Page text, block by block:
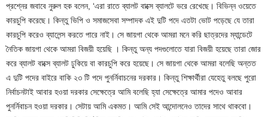
প্রশ্নের জবাবে নুরুল হক বলেন, ‘এরা রাতে ব্যালট বাক্সে ব্যালটে ভরে রেখেছে। বিভিন্ন ওয়েতে
কারচুপি করেছে। কিন্তু ভিপি ও সমাজসেবা সম্পাদক এই দুটি পদে এতটা ভোট পড়েছে যে তারা
কারচুপি করেও ব্যালেন্স করতে পারে নাই। সে জায়গা থেকে আমরা মনে করি ছাত্রদের ম্যান্ডেটে
নৈতিক জায়গা থেকে আমরা বিজয়ী হয়েছি । কিন্তু অন্য পদগুলোতে যারা বিজয়ী হয়েছে তারা জোর
করে ব্যালট বাক্সে ব্যালট ঢুকিয়ে বা কারচুপি করে হয়েছে। সে জায়গা থেকে আমরা বলেছি অন্তত
এ দুটি পদের বাইরে বাকি ২৩ টি পদে পুনর্নিবাচনের দরকার। কিন্তু শিক্ষার্থীরা যেহেতু বলছে পুরো
নির্বাচনটাই আবার হওয়া দরকার সেক্ষেত্রে আমি বলেছি হ্যা সেক্ষেত্রে আমার পদেও আবার
পুনর্নিবাচন হওয়া দরকার। সেটায় আমি একমত। আমি সেই আন্দোলনেও তাদের সাথে থাকবো।